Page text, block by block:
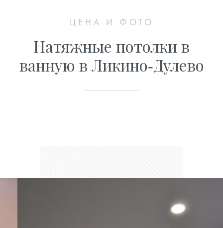
ЦЕНА И ФОТО
Натяжные потолки в
ванную в Ликино-Дулево